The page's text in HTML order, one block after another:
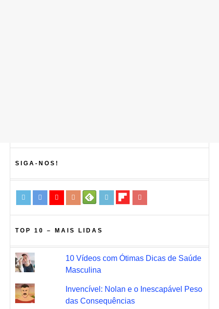
SIGA-NOS!
TOP 10 – MAIS LIDAS
10 Vídeos com Ótimas Dicas de Saúde
Masculina
Invencível: Nolan e o Inescapável Peso
das Consequências